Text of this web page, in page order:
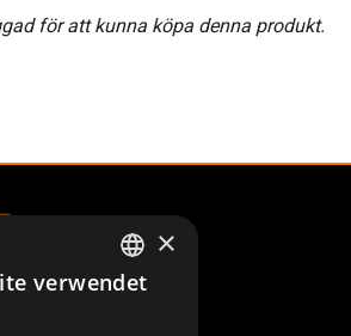
för att kunna köpa denna produkt.
SWEDISH
×
verwendet